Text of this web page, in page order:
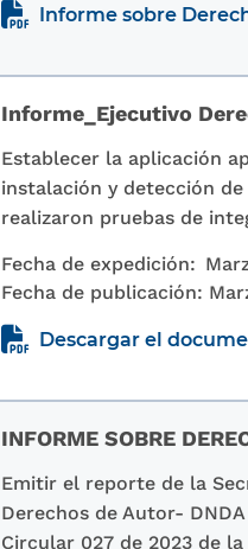
Informe sobre
Informe_Ejecutivo
Establecer la aplicación
instalación y detección
realizaron pruebas de
Fecha de expedición:
Fecha de publicación:
Descargar el
INFORME SOBRE
Emitir el reporte de la
Derechos de Autor-
Circular 027 de 2023 de